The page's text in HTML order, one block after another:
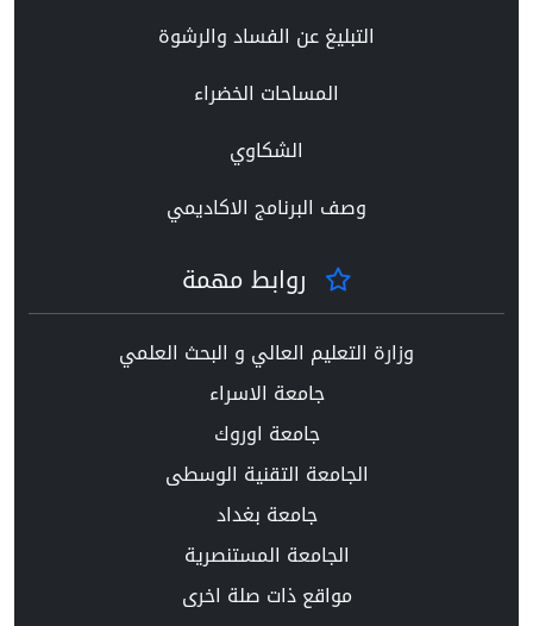
التبليغ عن الفساد والرشوة
المساحات الخضراء
الشكاوي
وصف البرنامج الاكاديمي
روابط مهمة
وزارة التعليم العالي و البحث العلمي
جامعة الاسراء
جامعة اوروك
الجامعة التقنية الوسطى
جامعة بغداد
الجامعة المستنصرية
مواقع ذات صلة اخرى